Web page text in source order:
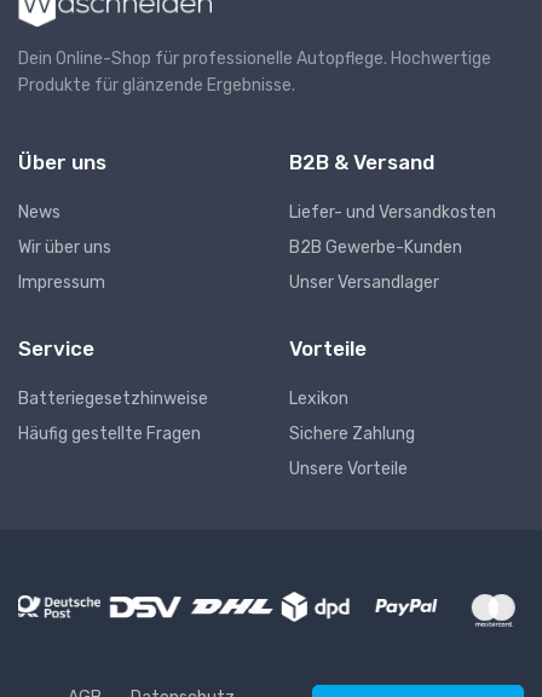
Dein Online-Shop für professionelle Autopflege. Hochwertige
Produkte für glänzende Ergebnisse.
Über uns
News
Wir über uns
Impressum
B2B & Versand
Liefer- und Versandkosten
B2B Gewerbe-Kunden
Unser Versandlager
Service
Batteriegesetzhinweise
Häufig gestellte Fragen
Vorteile
Lexikon
Sichere Zahlung
Unsere Vorteile